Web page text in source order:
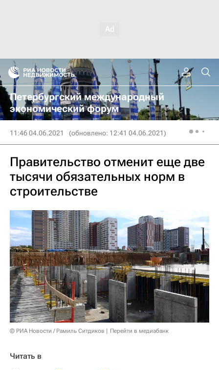
Петербургский международный
экономический форум
11:46 04.06.2021 (обновлено: 12:41 04.06.2021)
Правительство отменит еще две
тысячи обязательных норм в
строительстве
© РИА Новости / Рамиль Ситдиков Перейти в медиабанк
Читать в